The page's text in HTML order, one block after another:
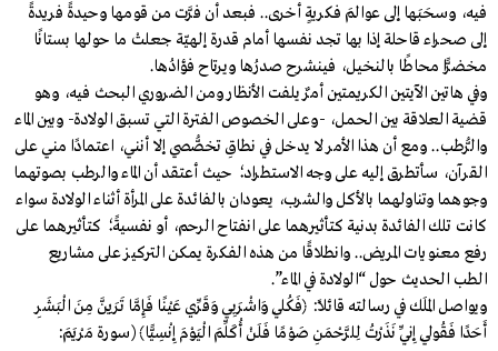
فيه، وسحَبَها إلى عوالمَ فكريةٍ أخرى.. فبعد أن فرَّت من قومها وحيدةً فريدةً
إلى صحراء قاحلة إذا بها تجد نفسها أمام قدرة إلهيّة جعلتْ ما حولها بستانًا
مخضرًّا محاطًا بالنخيل، فينشرح صدرُها ويرتاح فؤادُها.
وفي هاتين الآيتين الكريمتين أمرٌ يلفت الأنظار ومن الضروري البحث فيه، وهو
قضية العلاقة بين الحمل، -وعلى الخصوص الفترة التي تسبق الولادة- وبين الماء
والرُّطب.. ومع أن هذا الأمر لا يدخل في نطاقِ تخصُّصي إلا أنني، اعتمادًا مني على
القرآن، سأتطرق إليه على وجه الاستطراد؛ حيث أعتقد أن الماء والرطب بصوتهما
وجوهما وتناولهما بالأكل والشرب، يعودان بالفائدة على المرأة أثناء الولادة سواء
كانت تلك الفائدة بدنية كتأثيرهما على انفتاح الرحم، أو نفسيةً؛ كتأثيرهما على
رفع معنويات المريض.. وانطلاقًا من هذه الفكرة يمكن التركيز على مشاريع
الطب الحديث حول “الولادة في الماء”.
ويواصل الملَك في رسالته قائلًا: ﴿فَكُلِي وَاشْرَبِي وَقَرِّي عَيْنًا فَإِمَّا تَرَيِنَّ مِنَ الْبَشَرِ
أَحَدًا فَقُولِي إِنِّي نَذَرْتُ لِلرَّحْمَنِ صَوْمًا فَلَنْ أُكَلِّمَ الْيَوْمَ إِنْسِيًّا﴾ (سورة مَرْيَمَ: